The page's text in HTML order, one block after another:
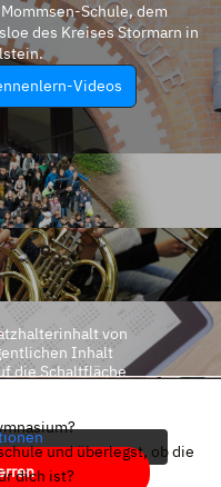
Schule, dem
des Kreises Stormarn in
Videos
von
Inhalt
die Schaltfläche
und überlegst, ob die
dich ist?